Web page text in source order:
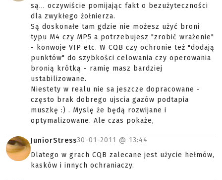
są... oczywiście pomijając fakt o bezużyteczności
dla zwykłego żołnierza.
Są doskonałe tam gdzie nie możesz użyć broni
typu M4 czy MP5 a potrzebujesz "zrobić wrażenie"
- konwoje VIP etc. W CQB czy ochronie też "dodają
punktów" do szybkości celowania czy operowania
bronią krótką - ramię masz bardziej
ustabilizowane.
Niestety w realu nie sa jeszcze dopracowane -
często brak dobrego ujscia gazów podtapia
muszkę :) . Myslę że będą rozwijane i
optymalizowane. Ale czas pokaże,
JuniorStress30-01-2011 @ 13:44
Dlatego w grach CQB zalecane jest użycie hełmów,
kasków i innych ochraniaczy.